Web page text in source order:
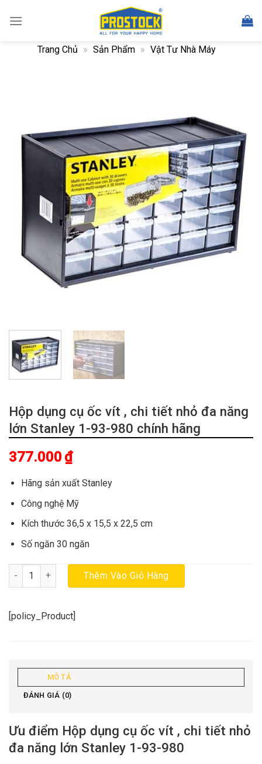
Trang Chủ » Sản Phẩm » Vật Tư Nhà Máy
Hộp dụng cụ ốc vít , chi tiết nhỏ đa năng
lớn Stanley 1-93-980 chính hãng
377.000 ₫
Hãng sản xuất Stanley
Công nghệ Mỹ
Kích thước 36,5 x 15,5 x 22,5 cm
Số ngăn 30 ngăn
Hộp dụng cụ ốc vít , chi tiết nhỏ đa năng lớn Stanley 1-93-980
Thêm Vào Giỏ Hàng
[policy_Product]
MÔ TẢ
ĐÁNH GIÁ (0)
Ưu điểm Hộp dụng cụ ốc vít , chi tiết nhỏ
đa năng lớn Stanley 1-93-980